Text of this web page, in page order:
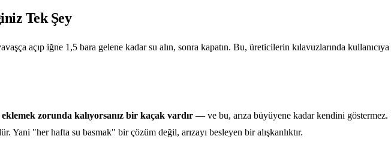
Tek Şey
açıp iğne 1,5 bara gelene kadar su alın, sonra kapatın. Bu, üreticilerin kılavuzlarında
zorunda kalıyorsanız bir kaçak vardır — ve bu, arıza büyüyene kadar kendini
Yani "her hafta su basmak" bir çözüm değil, arızayı besleyen bir alışkanlıktır.